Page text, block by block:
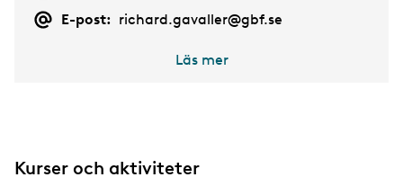
E-post: richard.gavaller@gbf.se
Läs mer
Kurser och aktiviteter